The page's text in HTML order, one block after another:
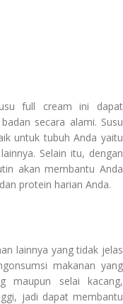
full cream ini dapat
secara alami. Susu
untuk tubuh Anda yaitu
Selain itu, dengan
akan membantu Anda
protein harian Anda.
lainnya yang tidak jelas
makanan yang
maupun selai kacang,
jadi dapat membantu